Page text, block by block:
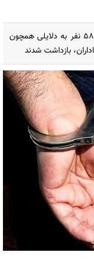
سخنگوی قوه قضاییه:در روز برگزاری انتخابات نیز ۵۸ نفر به دلایلی همچون
بازداشت شدند